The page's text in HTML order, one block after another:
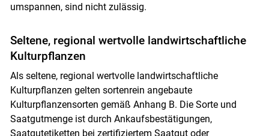
umspannen, sind nicht zulässig.
Seltene, regional wertvolle landwirtschaftliche
Kulturpflanzen
Als seltene, regional wertvolle landwirtschaftliche
Kulturpflanzen gelten sortenrein angebaute
Kulturpflanzensorten gemäß Anhang B. Die Sorte und
Saatgutmenge ist durch Ankaufsbestätigungen,
Saatgutetiketten bei zertifiziertem Saatgut oder